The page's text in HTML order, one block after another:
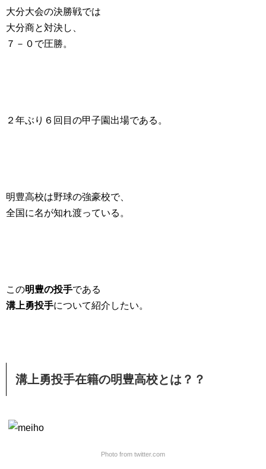
大分大会の決勝戦では
大分商と対決し、
７－０で圧勝。
２年ぶり６回目の甲子園出場である。
明豊高校は野球の強豪校で、
全国に名が知れ渡っている。
この明豊の投手である
溝上勇投手について紹介したい。
溝上勇投手在籍の明豊高校とは？？
Photo from twitter.com